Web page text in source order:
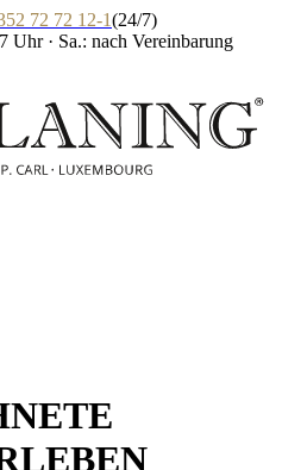
72 72 12-1(24/7)
· Sa.: nach Vereinbarung